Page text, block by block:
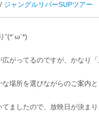
/ ジャングルリバーSUPツアー
”(*´ω`*)
がってるのですが、かなり
場所を選びながらのご案内
ましたので、放映日が決ま